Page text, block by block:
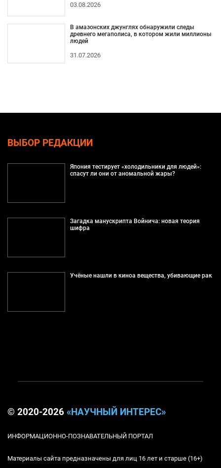
03.08.2026
В амазонских джунглях обнаружили следы
древнего мегаполиса, в котором жили миллионы
людей
31.07.2026
ВЫБОР РЕДАКЦИИ
Япония тестирует «холодильники для людей»:
спасут ли они от аномальной жары?
Загадка манускрипта Войнича: новая теория
шифра
Учёные нашли в киноа вещества, убивающие рак
© 2020-2026 «НАУЧНЫЙ ИНТЕРЕС»
ИНФОРМАЦИОННО-ПОЗНАВАТЕЛЬНЫЙ ПОРТАЛ
Материалы сайта предназначены для лиц 16 лет и старше (16+)